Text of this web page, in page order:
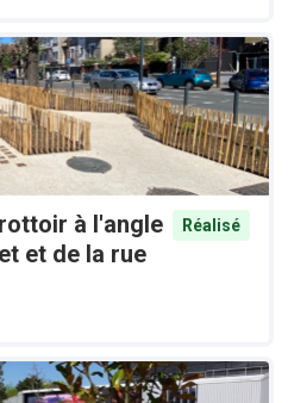
à l'angle
et de la rue
Réalisé